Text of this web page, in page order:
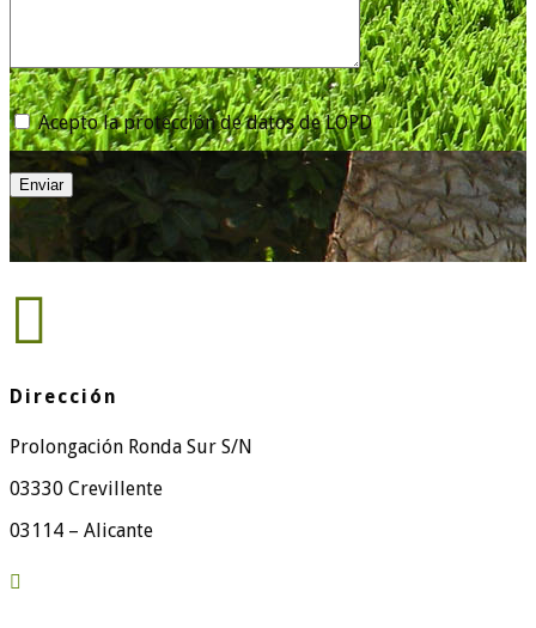
Acepto la protección de datos de LOPD
Enviar

Dirección
Prolongación Ronda Sur S/N
03330 Crevillente
03114 – Alicante
